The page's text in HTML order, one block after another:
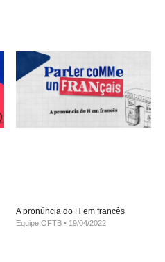
A pronúncia do H em francês
Equipe OFTB 19/04/2022